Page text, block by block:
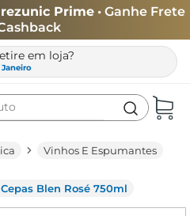
Prime • Ganhe Frete
em loja?
Vinhos E Espumantes
Blen Rosé 750ml